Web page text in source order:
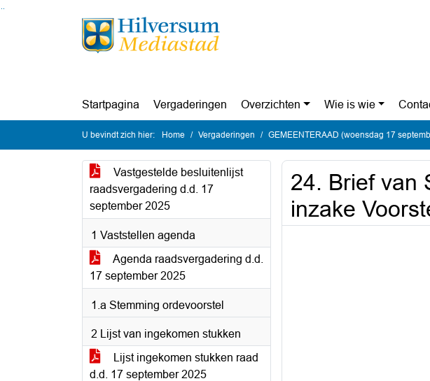
Ga naar de inhoud van deze pagina
Ga naar het zoeken
Ga naar het menu
Startpagina Vergaderingen Overzichten Wie is wie
U bevindt zich hier: Home Vergaderingen GEMEENTERAAD (woensdag 17
Vastgestelde besluitenlijst
raadsvergadering d.d. 17
september 2025
1 Vaststellen agenda
Agenda raadsvergadering d.d.
17 september 2025
1.a Stemming ordevoorstel
2 Lijst van ingekomen stukken
Lijst ingekomen stukken raad
d.d. 17 september 2025
24. Brief van
inzake